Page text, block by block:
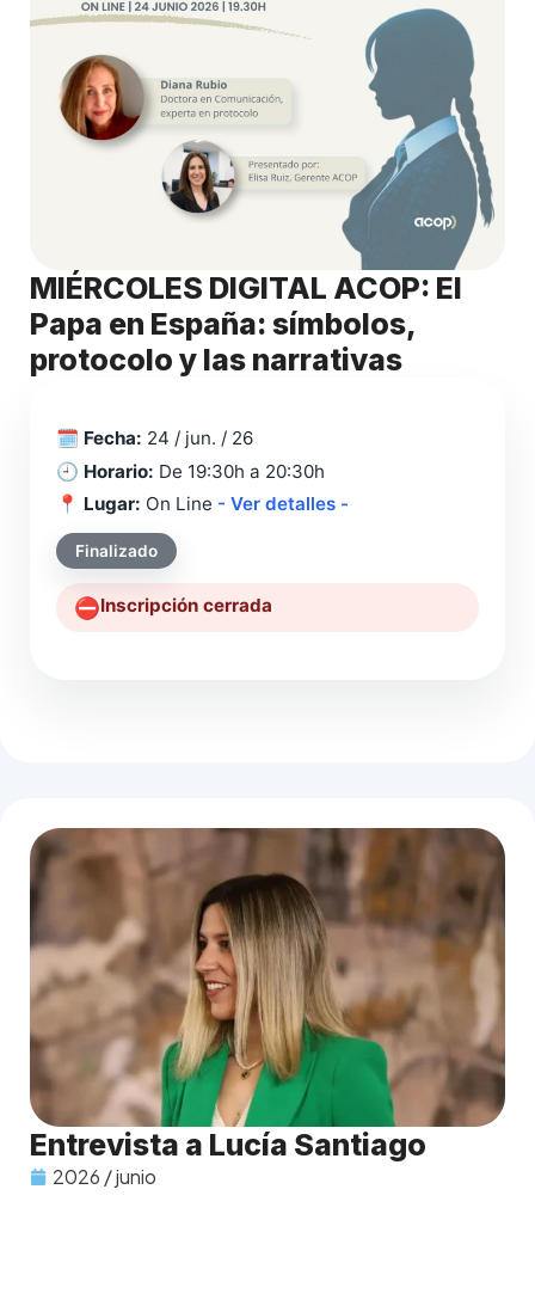
MIÉRCOLES DIGITAL ACOP: El
Papa en España: símbolos,
protocolo y las narrativas
🗓️ Fecha: 24 / jun. / 26
🕘 Horario: De 19:30h a 20:30h
📍 Lugar: On Line - Ver detalles -
Finalizado
⛔️Inscripción cerrada
Entrevista a Lucía Santiago
2026 / junio